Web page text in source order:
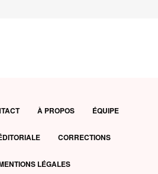
À PROPOS ÉQUIPE
CORRECTIONS
LÉGALES